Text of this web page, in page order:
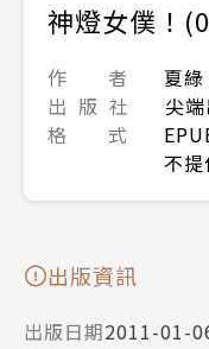
神燈女僕！
作 者
夏綠
出 版 社
尖
格 式
不
出版資訊
出版日期2011-01-